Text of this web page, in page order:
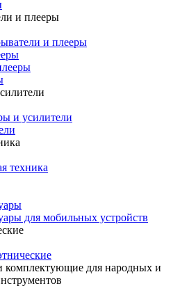
и плееры
и плееры
и усилители
техника
для мобильных устройств
комплектующие для народных и